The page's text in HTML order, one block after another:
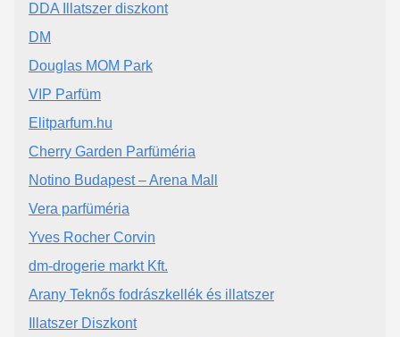
DDA Illatszer diszkont
DM
Douglas MOM Park
VIP Parfüm
Elitparfum.hu
Cherry Garden Parfüméria
Notino Budapest – Arena Mall
Vera parfüméria
Yves Rocher Corvin
dm-drogerie markt Kft.
Arany Teknős fodrászkellék és illatszer
Illatszer Diszkont